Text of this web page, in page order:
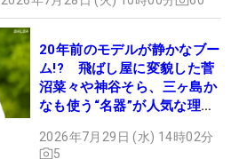
20年前のモデルが静かなブー
ム!? 飛ばし屋に変貌した菅
沼菜々や神谷そら、三ヶ島か
なも使う“名器”が人気な理由
ギア”】
2026年7月29日 (水) 14時02分
5